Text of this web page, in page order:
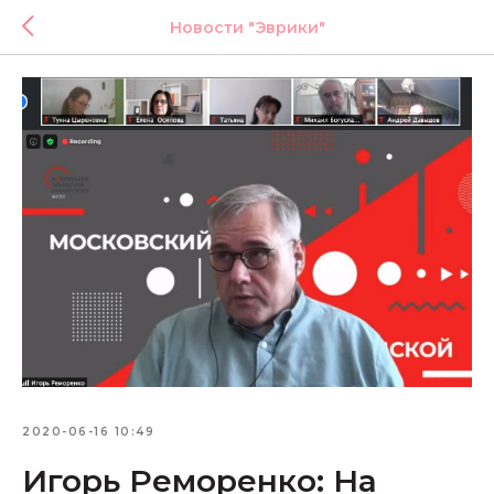
Новости "Эврики"
2020-06-16 10:49
Игорь Реморенко: На